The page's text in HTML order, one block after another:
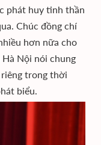
phát huy tinh thần
Chúc đồng chí
hơn nữa cho
Nội nói chung
trong thời
biểu.